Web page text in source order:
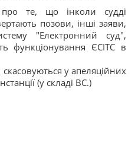
те, що інколи судді
позови, інші заяви,
"Електронний суд",
функціонування ЄСІТС в
у апеляційних
(у складі ВС.)